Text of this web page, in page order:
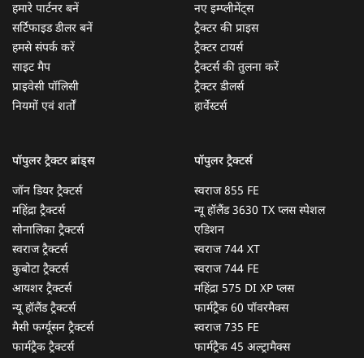
हमारे पार्टनर बनें
सर्टिफाइड डीलर बनें
हमसे संपर्क करें
साइट मैप
प्राइवेसी पॉलिसी
नियमों एवं शर्तों
नए इम्प्लीमेंट्स
ट्रैक्टर की प्राइस
ट्रैक्टर टायर्स
ट्रैक्टर्स की तुलना करें
ट्रैक्टर डीलर्स
हार्वेस्टर्स
पॉपुलर ट्रैक्टर ब्रांड्स
जॉन डियर ट्रैक्टर्स
महिंद्रा ट्रैक्टर्स
सोनालिका ट्रैक्टर्स
स्वराज ट्रैक्टर्स
कुबोटा ट्रैक्टर्स
आयशर ट्रैक्टर्स
न्यू हॉलैंड ट्रैक्टर्स
मैसी फर्ग्यूसन ट्रैक्टर्स
फार्मट्रैक ट्रैक्टर्स
पॉपुलर ट्रैक्टर्स
स्वराज 855 FE
न्यू हॉलैंड 3630 TX प्लस स्पेशल
एडिशन
स्वराज 744 XT
स्वराज 744 FE
महिंद्रा 575 DI XP प्लस
फार्मट्रैक 60 पॉवरमैक्स
स्वराज 735 FE
फार्मट्रैक 45 अल्ट्रामैक्स